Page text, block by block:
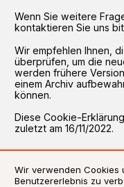
Wenn Sie weitere
kontaktieren Sie uns
Wir empfehlen Ihnen,
überprüfen, um die
werden frühere
einem Archiv
können.
Diese Cookie-
zuletzt am 16/11/2022.
Wir verwenden Cookies
Benutzererlebnis zu